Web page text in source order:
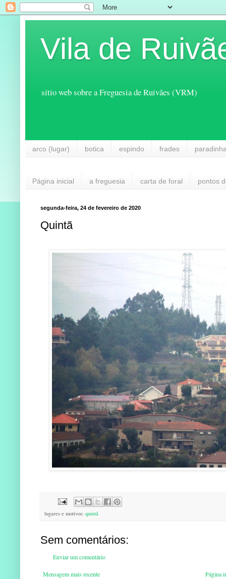
Vila de
sítio web sobre a Freguesia de Ruivães (VRM)
arco (lugar) botica espindo frades
Página inicial a freguesia carta de foral pontos
segunda-feira, 24 de fevereiro de 2020
Quintã
lugares e motivos: quintã
Sem comentários:
Enviar um comentário
Mensagem mais recente
Página